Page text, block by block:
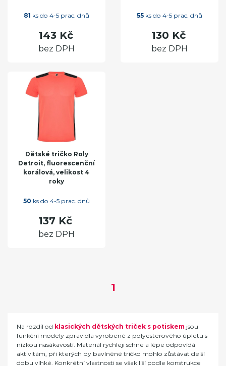
81 ks do 4-5 prac. dnů
143 Kč
bez DPH
55 ks do 4-5 prac. dnů
130 Kč
bez DPH
Dětské tričko Roly
Detroit, fluorescenční
korálová, velikost 4
roky
50 ks do 4-5 prac. dnů
137 Kč
bez DPH
1
Na rozdíl od klasických dětských triček s potiskem jsou
funkční modely zpravidla vyrobené z polyesterového úpletu s
nízkou nasákavostí. Materiál rychleji schne a lépe odpovídá
aktivitám, při kterých by bavlněné tričko mohlo zůstávat delší
dobu vlhké. Konkrétní vlastnosti se však liší podle konstrukce